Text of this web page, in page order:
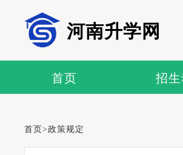
河南升学网
首页 招
首页>政策规定